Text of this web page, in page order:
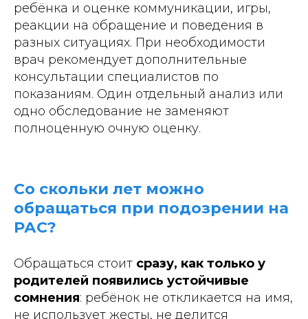
ребёнка и оценке коммуникации, игры,
реакции на обращение и поведения в
разных ситуациях. При необходимости
врач рекомендует дополнительные
консультации специалистов по
показаниям. Один отдельный анализ или
одно обследование не заменяют
полноценную очную оценку.
Со скольки лет можно
обращаться при подозрении на
РАС?
Обращаться стоит сразу, как только у
родителей появились устойчивые
сомнения: ребёнок не откликается на имя,
не использует жесты, не делится